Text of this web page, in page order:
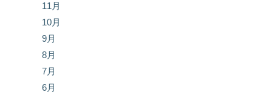
11月
10月
9月
8月
7月
6月